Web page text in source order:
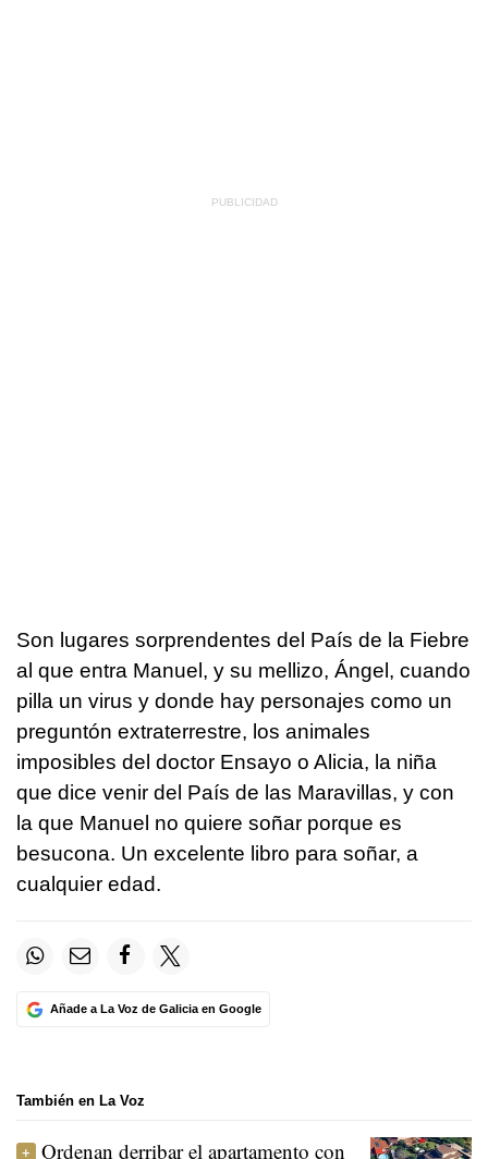
Son lugares sorprendentes del País de la Fiebre
al que entra Manuel, y su mellizo, Ángel, cuando
pilla un virus y donde hay personajes como un
preguntón extraterrestre, los animales
imposibles del doctor Ensayo o Alicia, la niña
que dice venir del País de las Maravillas, y con
la que Manuel no quiere soñar porque es
besucona. Un excelente libro para soñar, a
cualquier edad.
Añade a La Voz de Galicia en Google
También en La Voz
Ordenan derribar el apartamento con